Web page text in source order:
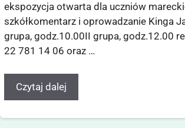
ekspozycja otwarta dla uczniów
szkółkomentarz i oprowadzanie Kinga
grupa, godz.10.00II grupa, godz.12.00
22 781 14 06 oraz …
Czytaj dalej